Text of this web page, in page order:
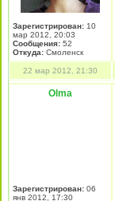
Зарегистрирован: 10
мар 2012, 20:03
Сообщения: 52
Откуда: Смоленск
22 мар 2012, 21:30
Olma
Зарегистрирован: 06
янв 2012, 17:30